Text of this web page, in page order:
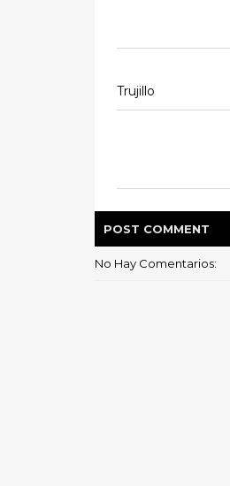
Trujillo
POST COMMENT
No Hay Comentarios: